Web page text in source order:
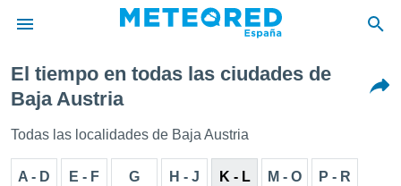
de
por
para
la
El tiempo en todas las ciudades de
Baja Austria
Todas las localidades de Baja Austria
A - D E - F G H - J K - L M - O P - R